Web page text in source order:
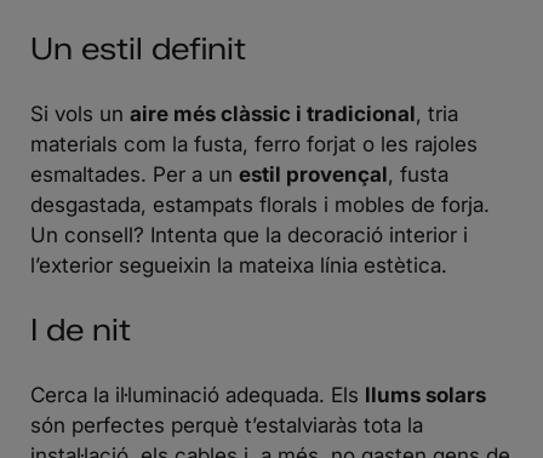
Un estil definit
Si vols un aire més clàssic i tradicional, tria
materials com la fusta, ferro forjat o les rajoles
esmaltades. Per a un estil provençal, fusta
desgastada, estampats florals i mobles de forja.
Un consell? Intenta que la decoració interior i
l’exterior segueixin la mateixa línia estètica.
I de nit
Cerca la il·luminació adequada. Els llums solars
són perfectes perquè t’estalviaràs tota la